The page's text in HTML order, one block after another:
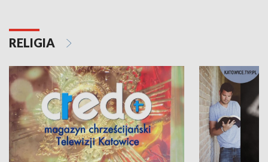
RELIGIA